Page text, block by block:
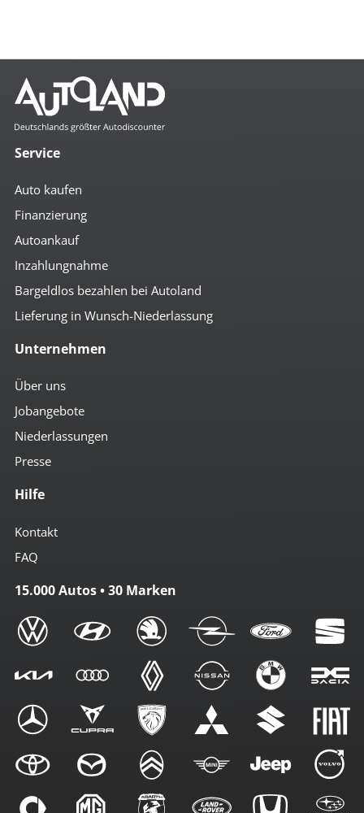
Service
Auto kaufen
Finanzierung
Autoankauf
Inzahlungnahme
Bargeldlos bezahlen bei Autoland
Lieferung in Wunsch-Niederlassung
Unternehmen
Über uns
Jobangebote
Niederlassungen
Presse
Hilfe
Kontakt
FAQ
15.000 Autos • 30 Marken